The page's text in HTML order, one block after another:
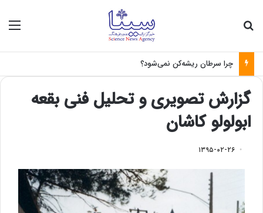
چرا سرطان ریشه‌کن نمی‌شود؟
گزارش تصویری و تحلیل فنی بقعه
ابولولو کاشان
۱۳۹۵-۰۲-۲۶